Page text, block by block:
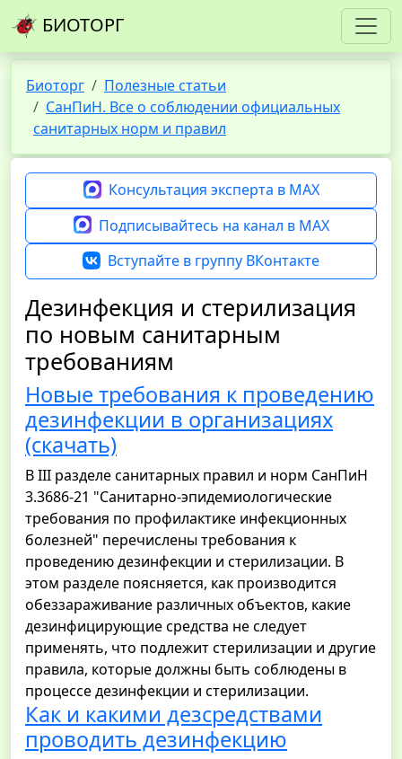
БИОТОРГ
Биоторг
Полезные статьи
СанПиН. Все о соблюдении официальных
санитарных норм и правил
Консультация эксперта в MAX
Подписывайтесь на канал в MAX
Вступайте в группу ВКонтакте
Дезинфекция и стерилизация
по новым санитарным
требованиям
Новые требования к проведению
дезинфекции в организациях
(скачать)
В III разделе санитарных правил и норм СанПиН
3.3686-21 "Санитарно-эпидемиологические
требования по профилактике инфекционных
болезней" перечислены требования к
проведению дезинфекции и стерилизации. В
этом разделе поясняется, как производится
обеззараживание различных объектов, какие
дезинфицирующие средства не следует
применять, что подлежит стерилизации и другие
правила, которые должны быть соблюдены в
процессе дезинфекции и стерилизации.
Как и какими дезсредствами
проводить дезинфекцию